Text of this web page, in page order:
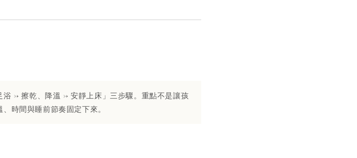
→ 擦乾、降溫 → 安靜上床」三步驟。重點不是讓孩
時間與睡前節奏固定下來。